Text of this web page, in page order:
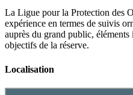
La Ligue pour la Protection des
expérience en termes de suivis
auprès du grand public,
objectifs de la réserve.
Localisation